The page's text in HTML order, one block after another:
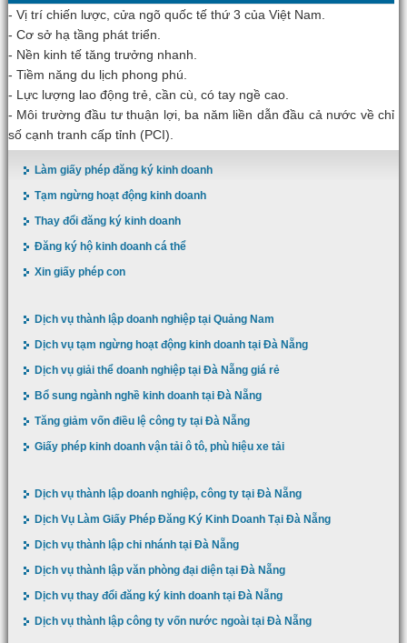
- Vị trí chiến lược, cửa ngõ quốc tế thứ 3 của Việt Nam.
- Cơ sở hạ tầng phát triển.
- Nền kinh tế tăng trưởng nhanh.
- Tiềm năng du lịch phong phú.
- Lực lượng lao động trẻ, cần cù, có tay ngề cao.
- Môi trường đầu tư thuận lợi, ba năm liền dẫn đầu cả nước về chỉ
số cạnh tranh cấp tỉnh (PCI).
Làm giấy phép đăng ký kinh doanh
Tạm ngừng hoạt động kinh doanh
Thay đổi đăng ký kinh doanh
Đăng ký hộ kinh doanh cá thể
Xin giấy phép con
Dịch vụ thành lập doanh nghiệp tại Quảng Nam
Dịch vụ tạm ngừng hoạt động kinh doanh tại Đà Nẵng
Dịch vụ giải thể doanh nghiệp tại Đà Nẵng giá rẻ
Bổ sung ngành nghề kinh doanh tại Đà Nẵng
Tăng giảm vốn điều lệ công ty tại Đà Nẵng
Giấy phép kinh doanh vận tải ô tô, phù hiệu xe tải
Dịch vụ thành lập doanh nghiệp, công ty tại Đà Nẵng
Dịch Vụ Làm Giấy Phép Đăng Ký Kinh Doanh Tại Đà Nẵng
Dịch vụ thành lập chi nhánh tại Đà Nẵng
Dịch vụ thành lập văn phòng đại diện tại Đà Nẵng
Dịch vụ thay đổi đăng ký kinh doanh tại Đà Nẵng
Dịch vụ thành lập công ty vốn nước ngoài tại Đà Nẵng